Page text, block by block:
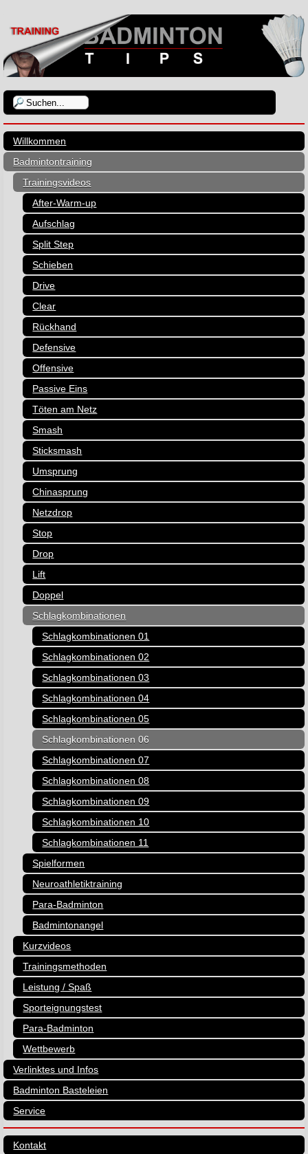
Willkommen
Badmintontraining
Trainingsvideos
After-Warm-up
Aufschlag
Split Step
Schieben
Drive
Clear
Rückhand
Defensive
Offensive
Passive Eins
Töten am Netz
Smash
Sticksmash
Umsprung
Chinasprung
Netzdrop
Stop
Drop
Lift
Doppel
Schlagkombinationen
Schlagkombinationen 01
Schlagkombinationen 02
Schlagkombinationen 03
Schlagkombinationen 04
Schlagkombinationen 05
Schlagkombinationen 06
Schlagkombinationen 07
Schlagkombinationen 08
Schlagkombinationen 09
Schlagkombinationen 10
Schlagkombinationen 11
Spielformen
Neuroathletiktraining
Para-Badminton
Badmintonangel
Kurzvideos
Trainingsmethoden
Leistung / Spaß
Sporteignungstest
Para-Badminton
Wettbewerb
Verlinktes und Infos
Badminton Basteleien
Service
Kontakt